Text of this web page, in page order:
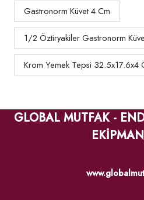
Gastronorm Küvet 4 Cm
1/2 Öztiryakiler Gastronorm
Krom Yemek Tepsi 32.5x17.6x4
GLOBAL MUTFAK -